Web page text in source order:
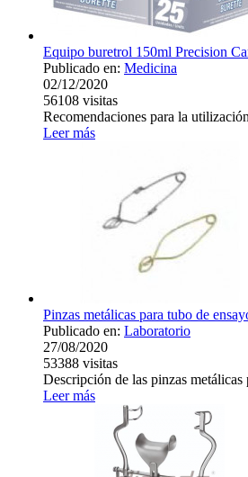
Equipo buretrol 150ml Precision
Publicado en: Medicina
02/12/2020
56108 visitas
Recomendaciones para la
Leer más
Pinzas metálicas para tubo de
Publicado en: Laboratorio
27/08/2020
53388 visitas
Descripción de las pinzas metálicas
Leer más